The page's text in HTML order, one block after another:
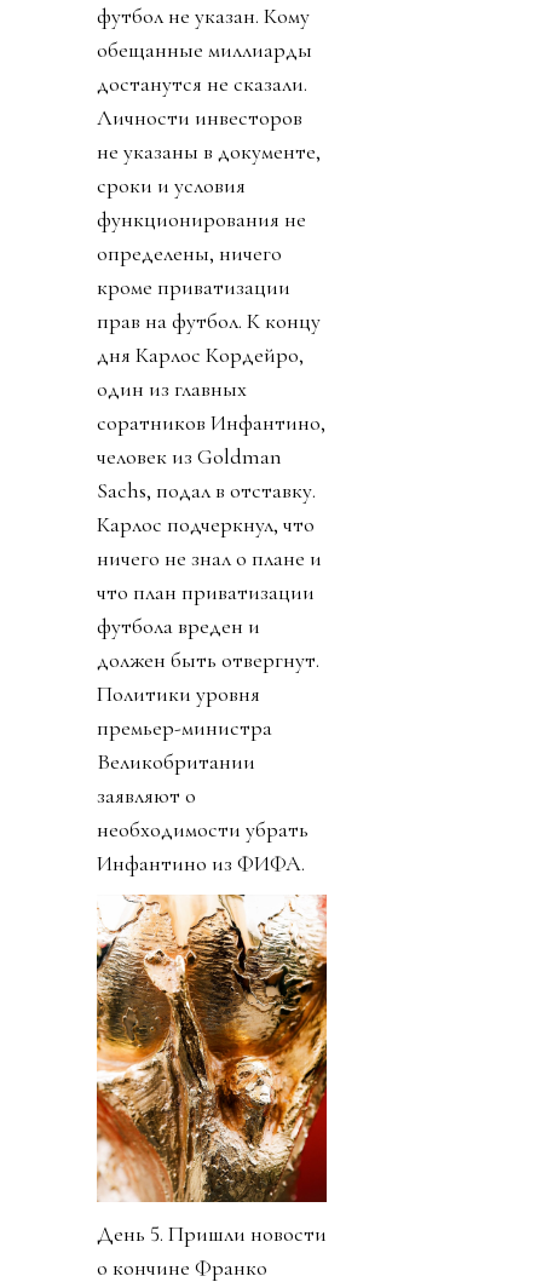
футбол не указан. Кому
обещанные миллиарды
достанутся не сказали.
Личности инвесторов
не указаны в документе,
сроки и условия
функционирования не
определены, ничего
кроме приватизации
прав на футбол. К концу
дня Карлос Кордейро,
один из главных
соратников Инфантино,
человек из Goldman
Sachs, подал в отставку.
Карлос подчеркнул, что
ничего не знал о плане и
что план приватизации
футбола вреден и
должен быть отвергнут.
Политики уровня
премьер-министра
Великобритании
заявляют о
необходимости убрать
Инфантино из ФИФА.
День 5. Пришли новости
о кончине Франко